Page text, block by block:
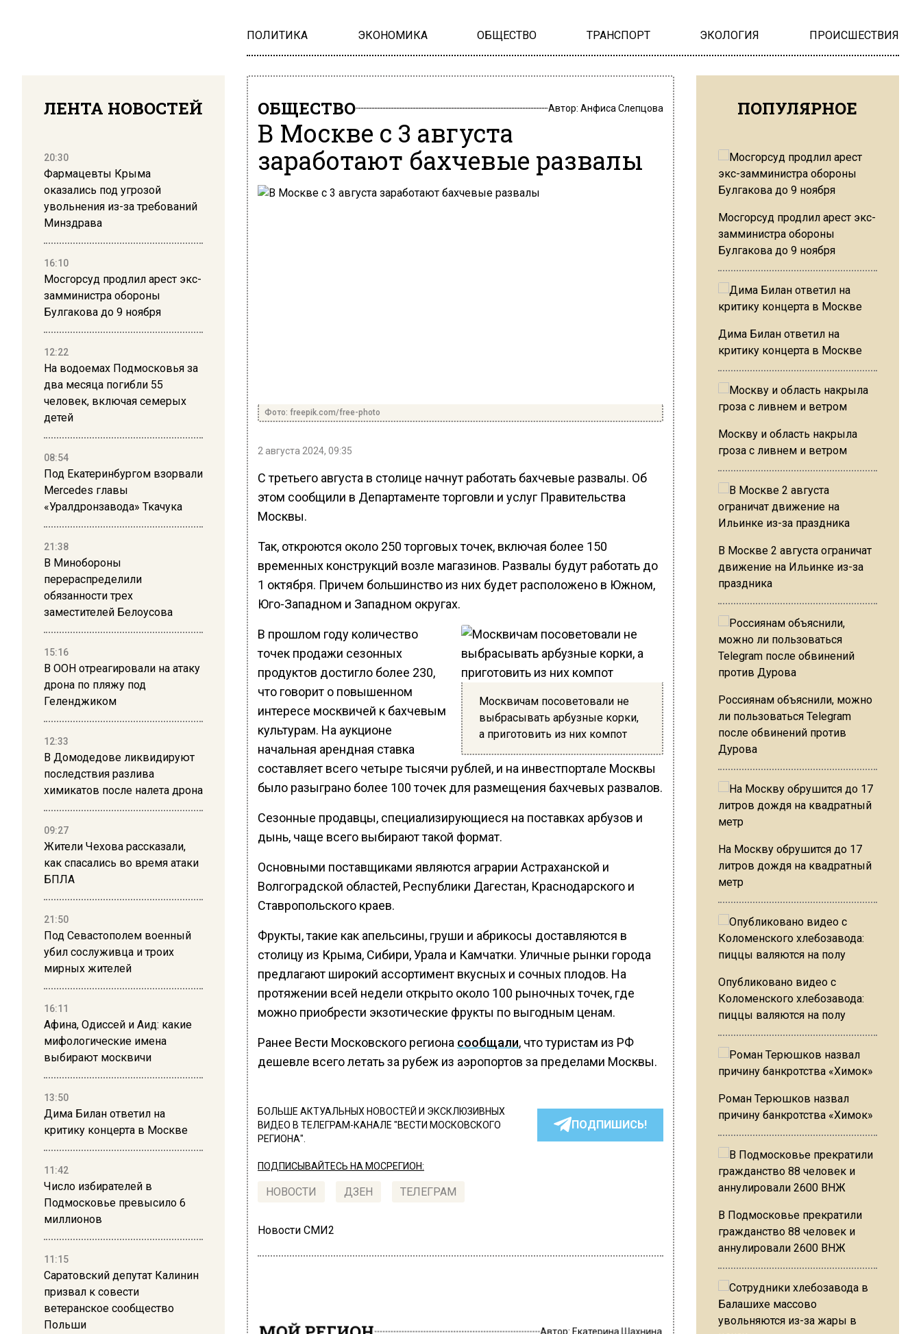
ПОЛИТИКА ЭКОНОМИКА ОБЩЕСТВО ТРАНСПОРТ ЭКОЛОГИЯ ПРОИСШЕСТВИЯ
ЛЕНТА НОВОСТЕЙ
20:30
Фармацевты Крыма
оказались под угрозой
увольнения из-за требований
Минздрава
16:10
Мосгорсуд продлил арест экс-
замминистра обороны
Булгакова до 9 ноября
12:22
На водоемах Подмосковья за
два месяца погибли 55
человек, включая семерых
детей
08:54
Под Екатеринбургом взорвали
Mercedes главы
«Уралдронзавода» Ткачука
21:38
В Минобороны
перераспределили
обязанности трех
заместителей Белоусова
15:16
В ООН отреагировали на атаку
дрона по пляжу под
Геленджиком
12:33
В Домодедове ликвидируют
последствия разлива
химикатов после налета дрона
09:27
Жители Чехова рассказали,
как спасались во время атаки
БПЛА
21:50
Под Севастополем военный
убил сослуживца и троих
мирных жителей
16:11
Афина, Одиссей и Аид: какие
мифологические имена
выбирают москвичи
13:50
Дима Билан ответил на
критику концерта в Москве
11:42
Число избирателей в
Подмосковье превысило 6
миллионов
11:15
Саратовский депутат Калинин
призвал к совести
ветеранское сообщество
Польши
ОБЩЕСТВО Автор: Анфиса Слепцова
В Москве с 3 августа
заработают бахчевые развалы
Фото: freepik.com/free-photo
2 августа 2024, 09:35
С третьего августа в столице начнут работать бахчевые развалы. Об
этом сообщили в Департаменте торговли и услуг Правительства
Москвы.
Так, откроются около 250 торговых точек, включая более 150
временных конструкций возле магазинов. Развалы будут работать до
1 октября. Причем большинство из них будет расположено в Южном,
Юго-Западном и Западном округах.
Москвичам посоветовали не
выбрасывать арбузные корки,
а приготовить из них компот
В прошлом году количество
точек продажи сезонных
продуктов достигло более 230,
что говорит о повышенном
интересе москвичей к бахчевым
культурам. На аукционе
начальная арендная ставка
составляет всего четыре тысячи рублей, и на инвестпортале Москвы
было разыграно более 100 точек для размещения бахчевых развалов.
Сезонные продавцы, специализирующиеся на поставках арбузов и
дынь, чаще всего выбирают такой формат.
Основными поставщиками являются аграрии Астраханской и
Волгоградской областей, Республики Дагестан, Краснодарского и
Ставропольского краев.
Фрукты, такие как апельсины, груши и абрикосы доставляются в
столицу из Крыма, Сибири, Урала и Камчатки. Уличные рынки города
предлагают широкий ассортимент вкусных и сочных плодов. На
протяжении всей недели открыто около 100 рыночных точек, где
можно приобрести экзотические фрукты по выгодным ценам.
Ранее Вести Московского региона сообщали, что туристам из РФ
дешевле всего летать за рубеж из аэропортов за пределами Москвы.
БОЛЬШЕ АКТУАЛЬНЫХ НОВОСТЕЙ И ЭКСКЛЮЗИВНЫХ
ВИДЕО В ТЕЛЕГРАМ-КАНАЛЕ "ВЕСТИ МОСКОВСКОГО
РЕГИОНА".
ПОДПИШИСЬ!
ПОДПИСЫВАЙТЕСЬ НА МОСРЕГИОН:
НОВОСТИ ДЗЕН ТЕЛЕГРАМ
Новости СМИ2
МОЙ РЕГИОН Автор:Екатерина Шахнина
ПОПУЛЯРНОЕ
Мосгорсуд продлил арест экс-
замминистра обороны
Булгакова до 9 ноября
Дима Билан ответил на
критику концерта в Москве
Москву и область накрыла
гроза с ливнем и ветром
В Москве 2 августа ограничат
движение на Ильинке из-за
праздника
Россиянам объяснили, можно
ли пользоваться Telegram
после обвинений против
Дурова
На Москву обрушится до 17
литров дождя на квадратный
метр
Опубликовано видео с
Коломенского хлебозавода:
пиццы валяются на полу
Роман Терюшков назвал
причину банкротства «Химок»
В Подмосковье прекратили
гражданство 88 человек и
аннулировали 2600 ВНЖ